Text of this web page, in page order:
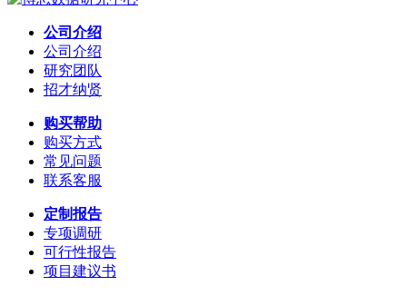
公司介绍
公司介绍
研究团队
招才纳贤
购买帮助
购买方式
常见问题
联系客服
定制报告
专项调研
可行性报告
项目建议书